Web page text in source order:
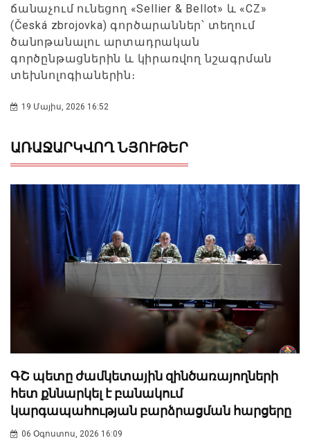
ճանաչում ունեցող «Sellier & Bellot» և «CZ»
(Česká zbrojovka) գործարաններ՝ տեղում
ծանոթանալու արտադրական
գործընթացներին և կիրառվող նշագրման
տեխնոլոգիաներին։
19 Մայիս, 2026 16:52
ԱՌԱՋԱՐԿՎՈՂ ՆՅՈՒԹԵՐ
ԳՇ պետը ժամկետային զինծառայողների
հետ քննարկել է բանակում
կարգապահության բարձրացման հարցերը
06 Օգոստոս, 2026 16:09